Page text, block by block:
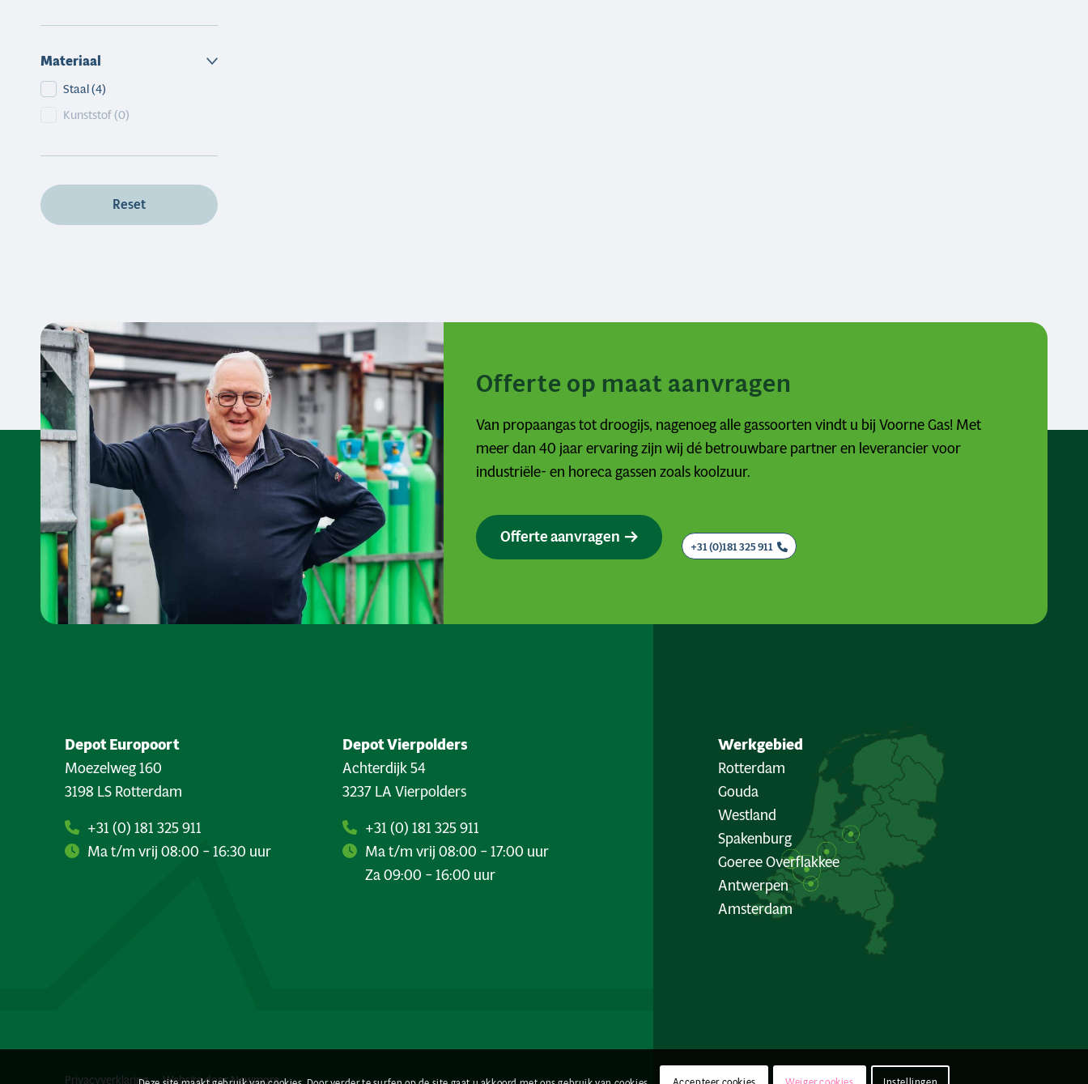
Materiaal
Materiaal
Staal(4)
Kunststof(0)
Reset
Offerte op maat aanvragen
Van propaangas tot droogijs, nagenoeg alle gassoorten vindt u bij Voorne Gas! Met
meer dan 40 jaar ervaring zijn wij dé betrouwbare partner en leverancier voor
industriële- en horeca gassen zoals koolzuur.
Offerte aanvragen +31 (0)181 325 911
Depot Europoort
Moezelweg 160
3198 LS Rotterdam
+31 (0) 181 325 911
Ma t/m vrij 08:00 – 16:30 uur
Depot Vierpolders
Achterdijk 54
3237 LA Vierpolders
+31 (0) 181 325 911
Ma t/m vrij 08:00 – 17:00 uur
Za 09:00 – 16:00 uur
Privacyverklaring Website doorNewmore
Werkgebied
Rotterdam
Gouda
Westland
Spakenburg
Goeree Overflakkee
Antwerpen
Amsterdam